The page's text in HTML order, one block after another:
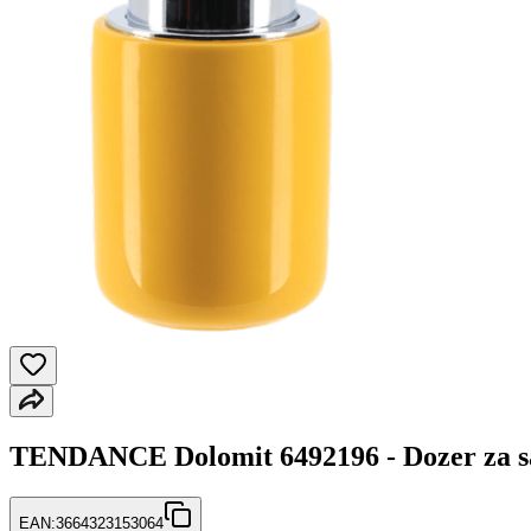
TENDANCE Dolomit 6492196 - Dozer za
EAN:3664323153064